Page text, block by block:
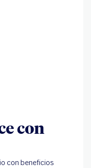
con
con beneficios